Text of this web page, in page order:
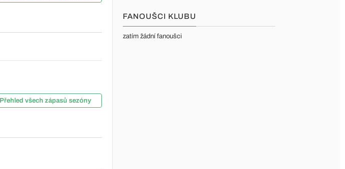
Přehled všech zápasů sezóny
FANOUŠCI KLUBU
zatím žádní fanoušci